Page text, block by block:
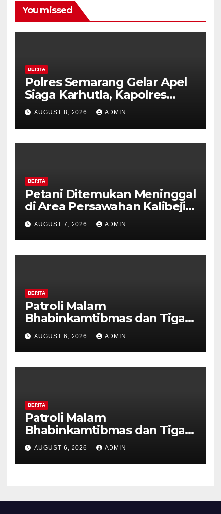
You missed
BERITA
Polres Semarang Gelar Apel
Siaga Karhutla, Kapolres
Tekankan Sinergi dan
Kesiapsiagaan Hadapi Musim
Kemarau.
AUGUST 8, 2026 ADMIN
BERITA
Petani Ditemukan Meninggal
di Area Persawahan Kalibeji,
Polisi Pastikan Tidak Ada
Tanda Kekerasan
AUGUST 7, 2026 ADMIN
BERITA
Patroli Malam
Bhabinkamtibmas dan Tiga
Pilar Kelurahan Ungaran
Perkuat Kamtibmas, Warga
Diajak Aktifkan Ronda
AUGUST 6, 2026 ADMIN
BERITA
Patroli Malam
Bhabinkamtibmas dan Tiga
Pilar Kelurahan Ungaran
Perkuat Kamtibmas, Warga
Diajak Aktifkan Ronda
AUGUST 6, 2026 ADMIN